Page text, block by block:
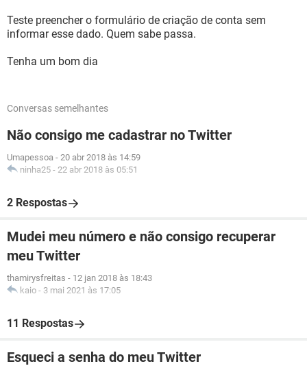
Teste preencher o formulário de criação de conta sem
informar esse dado. Quem sabe passa.
Tenha um bom dia
Conversas semelhantes
Não consigo me cadastrar no Twitter
Umapessoa - 20 abr 2018 às 14:59
ninha25 - 22 abr 2018 às 05:51
2 Respostas
Mudei meu número e não consigo recuperar
meu Twitter
thamirysfreitas - 12 jan 2018 às 18:43
kaio - 3 mai 2021 às 17:05
11 Respostas
Esqueci a senha do meu Twitter